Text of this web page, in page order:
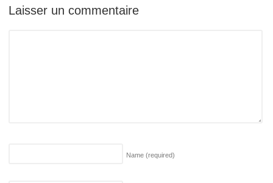
Laisser un commentaire
Name (required)